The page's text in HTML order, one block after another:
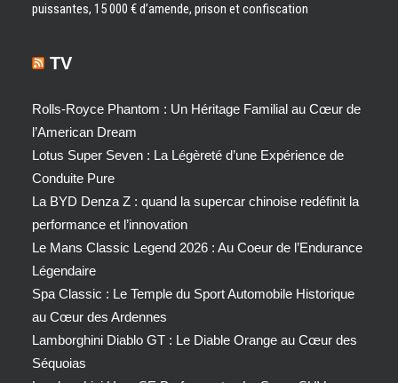
puissantes, 15 000 € d’amende, prison et confiscation
TV
Rolls-Royce Phantom : Un Héritage Familial au Cœur de
l’American Dream
Lotus Super Seven : La Légèreté d’une Expérience de
Conduite Pure
La BYD Denza Z : quand la supercar chinoise redéfinit la
performance et l’innovation
Le Mans Classic Legend 2026 : Au Coeur de l’Endurance
Légendaire
Spa Classic : Le Temple du Sport Automobile Historique
au Cœur des Ardennes
Lamborghini Diablo GT : Le Diable Orange au Cœur des
Séquoias